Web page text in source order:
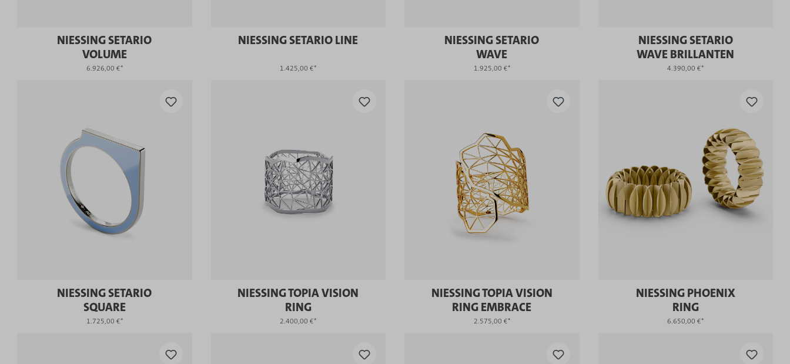
NIESSING SETARIO
VOLUME
6.926,00 €*
NIESSING SETARIO LINE
1.425,00 €*
NIESSING SETARIO
WAVE
1.925,00 €*
NIESSING SETARIO
WAVE BRILLANTEN
4.390,00 €*
NIESSING SETARIO
SQUARE
1.725,00 €*
NIESSING TOPIA VISION
RING
2.400,00 €*
NIESSING TOPIA VISION
RING EMBRACE
2.575,00 €*
NIESSING PHOENIX
RING
6.650,00 €*